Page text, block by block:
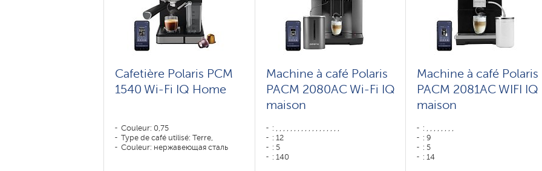
Cafetière Polaris PCM
1540 Wi-Fi IQ Home
Couleur: 0,75
Type de café utilisé: Terre,
Couleur: нержавеющая сталь
Machine à café Polaris
PACM 2080AC Wi-Fi IQ
maison
: , , , , , , , , , , , , , , , , , ,
: 12
: 5
: 140
Machine à café Polaris
PACM 2081AC WIFI IQ
maison
: , , , , , , , ,
: 9
: 5
: 14